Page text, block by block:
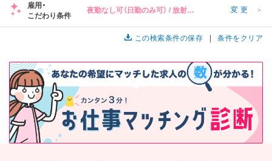
東海 関西
九州・沖縄
施設形態
病院、クリニック・診療所など
担当業務
病棟、外来など
美容外科、
循環器内科など
未経験歓迎、
土日祝休みなど
年収
年収500万円以上など 正社員、契約社員など
雇用・
こだわり条件
夜勤なし可（日勤のみ可） / 放射線
変更 ＞
この検索条件の保存 条件をクリア